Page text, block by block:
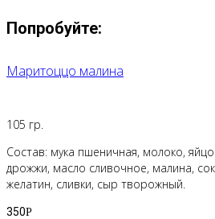
Попробуйте:
Маритоццо малина
105 гр.
Состав: мука пшеничная, молоко,
дрожжи, масло сливочное, малина,
желатин, сливки, сыр творожный.
350Р